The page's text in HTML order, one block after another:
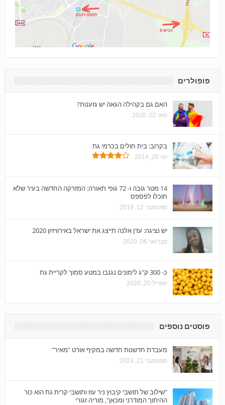
פופולרים
האם גם בקהילה הגאה יש גזענות?
מאי 02, 2020
בקרוב: בית חולים בכרמי גת
יוני 26, 2014
14 מטר גובה ו- 72 גופי תאורה: המזרקה החדשה בעיר שלא
תוכלו לפספס
ספטמבר 12, 2019
יש נציגה: עדן אלנה תייצג את ישראל באירוויזיון 2020
פברואר 06, 2020
כ- 300 ק"ג לימונים נגנבו במטע סמוך לקריית גת
אפריל 20, 2020
פוסטים נוספים
מעבדת חדשנות חדשה במקיף אורט "מאיר"
ספטמבר 21, 2023
"שילוב של תושבי קיבוץ ניר עוז ותושבי קרית גת הוא כור
ההיתוך המודרני ומכאן", מוריה זגורי